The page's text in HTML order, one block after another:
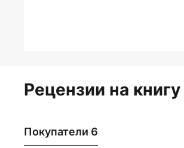
Рецензии на книгу
Покупатели 6